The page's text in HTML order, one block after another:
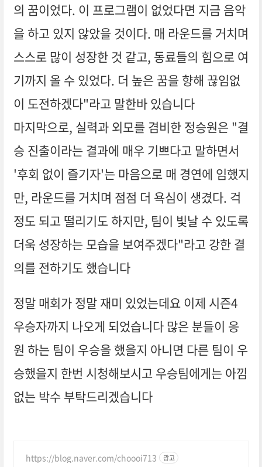
의 꿈이었다. 이 프로그램이 없었다면 지금 음악
을 하고 있지 않았을 것이다. 매 라운드를 거치며
스스로 많이 성장한 것 같고, 동료들의 힘으로 여
기까지 올 수 있었다. 더 높은 꿈을 향해 끊임없
이 도전하겠다"라고 말한바 있습니다
마지막으로, 실력과 외모를 겸비한 정승원은 "결
승 진출이라는 결과에 매우 기쁘다고 말하면서
'후회 없이 즐기자'는 마음으로 매 경연에 임했지
만, 라운드를 거치며 점점 더 욕심이 생겼다. 걱
정도 되고 떨리기도 하지만, 팀이 빛날 수 있도록
더욱 성장하는 모습을 보여주겠다"라고 강한 결
의를 전하기도 했습니다
정말 매회가 정말 재미 있었는데요 이제 시즌4
우승자까지 나오게 되었습니다 많은 분들이 응
원 하는 팀이 우승을 했을지 아니면 다른 팀이 우
승했을지 한번 시청해보시고 우승팀에게는 아낌
없는 박수 부탁드리겠습니다
https://blog.naver.com/choooi713 광고